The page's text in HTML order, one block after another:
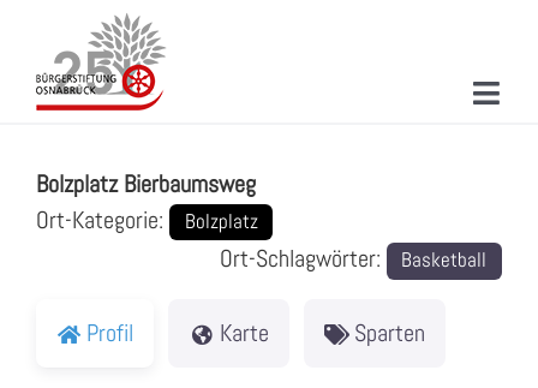
springen
PROJEKTE & AKTIONEN
NEUIGKEITEN
Bolzplatz Bierbaumsweg
Ort-Kategorie:
Bolzplatz
Ort-Schlagwörter: Basketball
Profil Karte Sparten